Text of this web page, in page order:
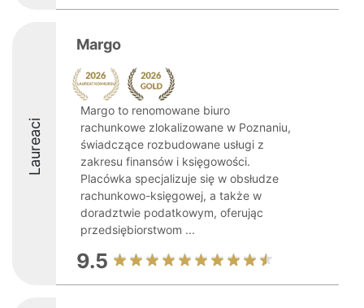
Laureaci
Margo
Margo to renomowane biuro
rachunkowe zlokalizowane w Poznaniu,
świadczące rozbudowane usługi z
zakresu finansów i księgowości.
Placówka specjalizuje się w obsłudze
rachunkowo-księgowej, a także w
doradztwie podatkowym, oferując
przedsiębiorstwom ...
9.5